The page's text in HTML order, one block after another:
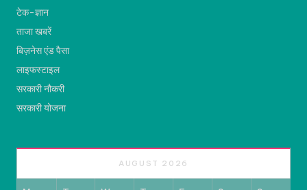
टेक-ज्ञान
ताजा खबरें
बिज़नेस एंड पैसा
लाइफस्टाइल
सरकारी नौकरी
सरकारी योजना
AUGUST 2026